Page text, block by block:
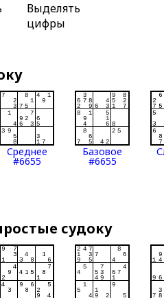
Выделять
цифры
Среднее
#6655
Базовое
#6655
судоку